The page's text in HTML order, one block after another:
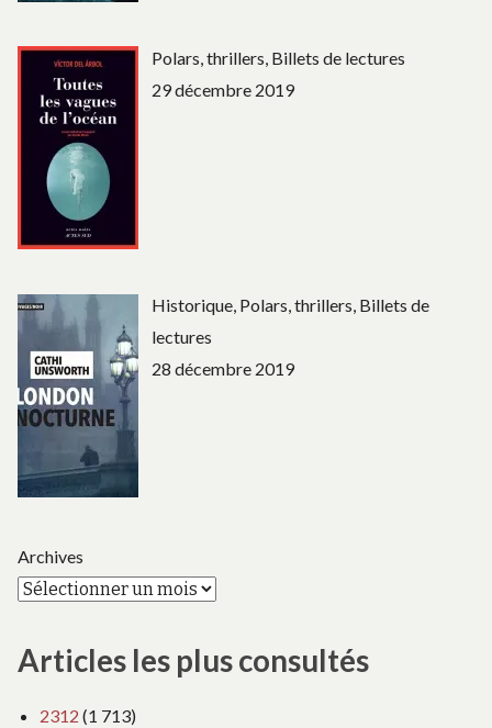
Polars, thrillers, Billets de lectures
29 décembre 2019
Historique, Polars, thrillers, Billets de
lectures
28 décembre 2019
Archives
Articles les plus consultés
2312 (1 713)